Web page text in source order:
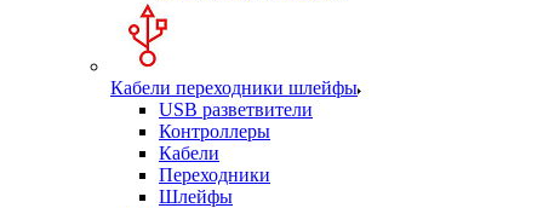
Кабели переходники шлейфы
USB разветвители
Контроллеры
Кабели
Переходники
Шлейфы